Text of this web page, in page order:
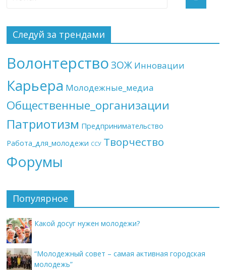
Следуй за трендами
Волонтерство ЗОЖ Инновации
Карьера Молодежные_медиа
Общественные_организации
Патриотизм Предпринимательство
Работа_для_молодежи ССУ Творчество
Форумы
Популярное
Какой досуг нужен молодежи?
“Молодежный совет – самая активная городская
молодежь”